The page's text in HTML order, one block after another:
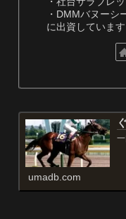
・DMMバヌーシ
に出資しています
umadb.com